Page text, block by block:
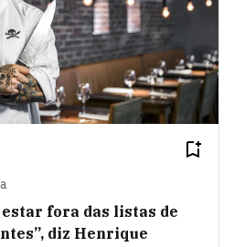
estar fora das listas de
diz Henrique